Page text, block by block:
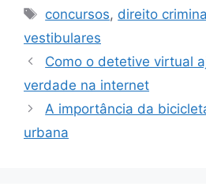
Tags
concursos, direito
vestibulares
Como o detetive virtual
verdade na internet
A importância da
urbana